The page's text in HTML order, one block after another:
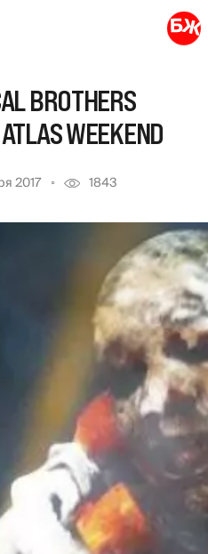
BROTHERS
WEEKEND
2017 1843